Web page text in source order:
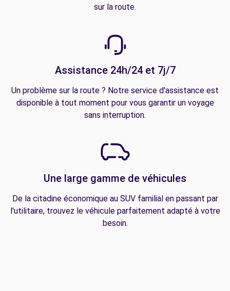
sur la route.
Assistance 24h/24 et 7j/7
Un problème sur la route ? Notre service d'assistance est
disponible à tout moment pour vous garantir un voyage
sans interruption.
Une large gamme de véhicules
De la citadine économique au SUV familial en passant par
l'utilitaire, trouvez le véhicule parfaitement adapté à votre
besoin.